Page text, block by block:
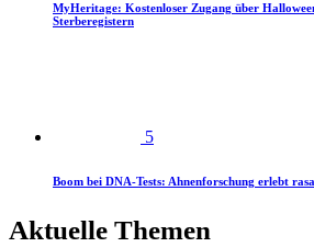
MyHeritage: Kostenloser Zugang über
Sterberegistern
5
Boom bei DNA-Tests: Ahnenforschung erlebt
Aktuelle Themen